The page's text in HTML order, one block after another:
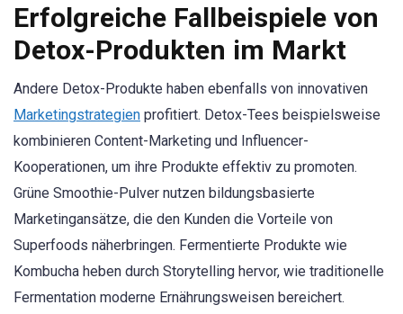
Erfolgreiche Fallbeispiele von
Detox-Produkten im Markt
Andere Detox-Produkte haben ebenfalls von innovativen
Marketingstrategien profitiert. Detox-Tees beispielsweise
kombinieren Content-Marketing und Influencer-
Kooperationen, um ihre Produkte effektiv zu promoten.
Grüne Smoothie-Pulver nutzen bildungsbasierte
Marketingansätze, die den Kunden die Vorteile von
Superfoods näherbringen. Fermentierte Produkte wie
Kombucha heben durch Storytelling hervor, wie traditionelle
Fermentation moderne Ernährungsweisen bereichert.